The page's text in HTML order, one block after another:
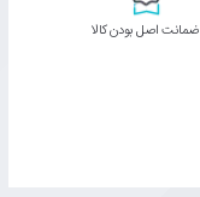
ﺿﻤﺎﻧﺖ اﺻﻞ ﺑﻮدن ﮐﺎﻟﺎ